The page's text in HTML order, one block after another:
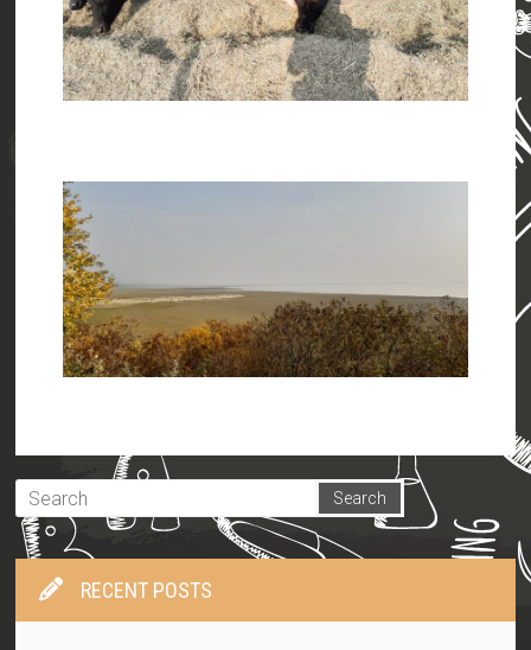
RECENT POSTS